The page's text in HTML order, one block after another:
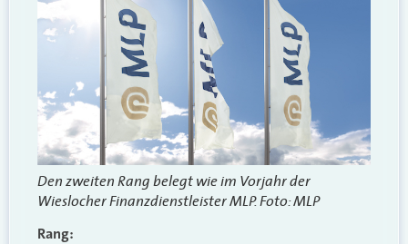
Den zweiten Rang belegt wie im Vorjahr der
Wieslocher Finanzdienstleister MLP. Foto: MLP
Rang: